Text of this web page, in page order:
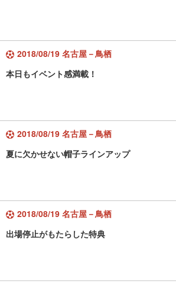
2018/08/19 名古屋－鳥栖
本日もイベント感満載！
2018/08/19 名古屋－鳥栖
夏に欠かせない帽子ラインアップ
2018/08/19 名古屋－鳥栖
出場停止がもたらした特典